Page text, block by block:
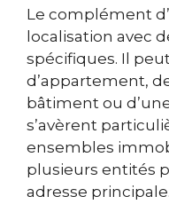
Le complément
localisation avec
spécifiques. Il
d’appartement,
bâtiment ou
s’avèrent
ensembles
plusieurs entités
adresse principale.